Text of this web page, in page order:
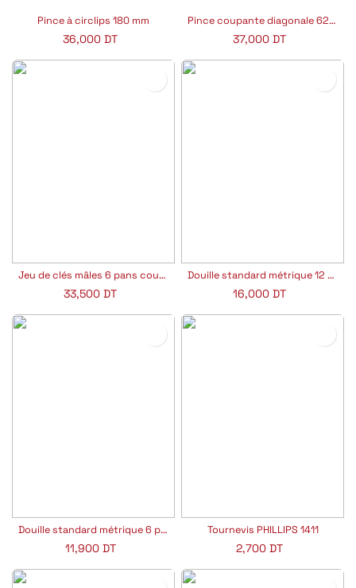
Pince à circlips 180 mm
36,000 DT
Pince coupante diagonale 6211-06
37,000 DT
Jeu de clés mâles 6 pans courtes métriques en étui 9 pièces
33,500 DT
Douille standard métrique 12 pans 3/4"
16,000 DT
Douille standard métrique 6 pans 3/4"
11,900DT
Tournevis PHILLIPS 1411
2,700 DT